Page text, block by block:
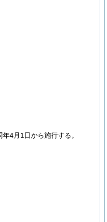
年4月1日から施行する。